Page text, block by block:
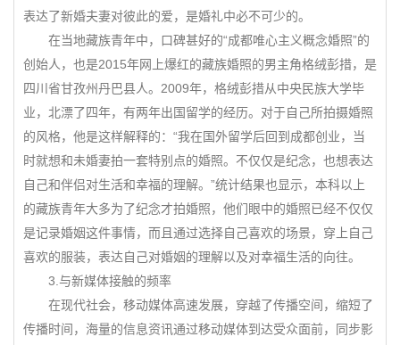
表达了新婚夫妻对彼此的爱，是婚礼中必不可少的。
在当地藏族青年中，口碑甚好的“成都唯心主义概念婚照”的
创始人，也是2015年网上爆红的藏族婚照的男主角格绒彭措，是
四川省甘孜州丹巴县人。2009年，格绒彭措从中央民族大学毕
业，北漂了四年，有两年出国留学的经历。对于自己所拍摄婚照
的风格，他是这样解释的：“我在国外留学后回到成都创业，当
时就想和未婚妻拍一套特别点的婚照。不仅仅是纪念，也想表达
自己和伴侣对生活和幸福的理解。”统计结果也显示，本科以上
的藏族青年大多为了纪念才拍婚照，他们眼中的婚照已经不仅仅
是记录婚姻这件事情，而且通过选择自己喜欢的场景，穿上自己
喜欢的服装，表达自己对婚姻的理解以及对幸福生活的向往。
3.与新媒体接触的频率
在现代社会，移动媒体高速发展，穿越了传播空间，缩短了
传播时间，海量的信息资讯通过移动媒体到达受众面前，同步影